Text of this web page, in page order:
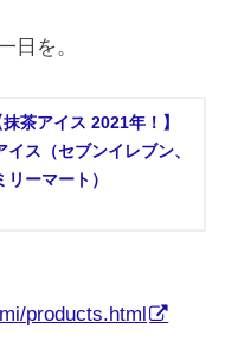
日を。
茶アイス 2021年！】
ス（セブンイレブン、
ーマート）
products.html